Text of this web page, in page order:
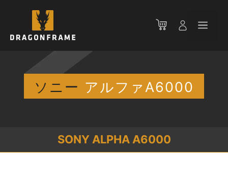
メ
ソニー アルファA6000
SONY ALPHA A6000